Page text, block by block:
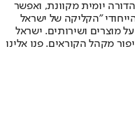
יומית מקוונת, ואפשר
"הקליקה של ישראל
מוצרים ושירותים. ישראל
מקהל הקוראים. פנו אלינו